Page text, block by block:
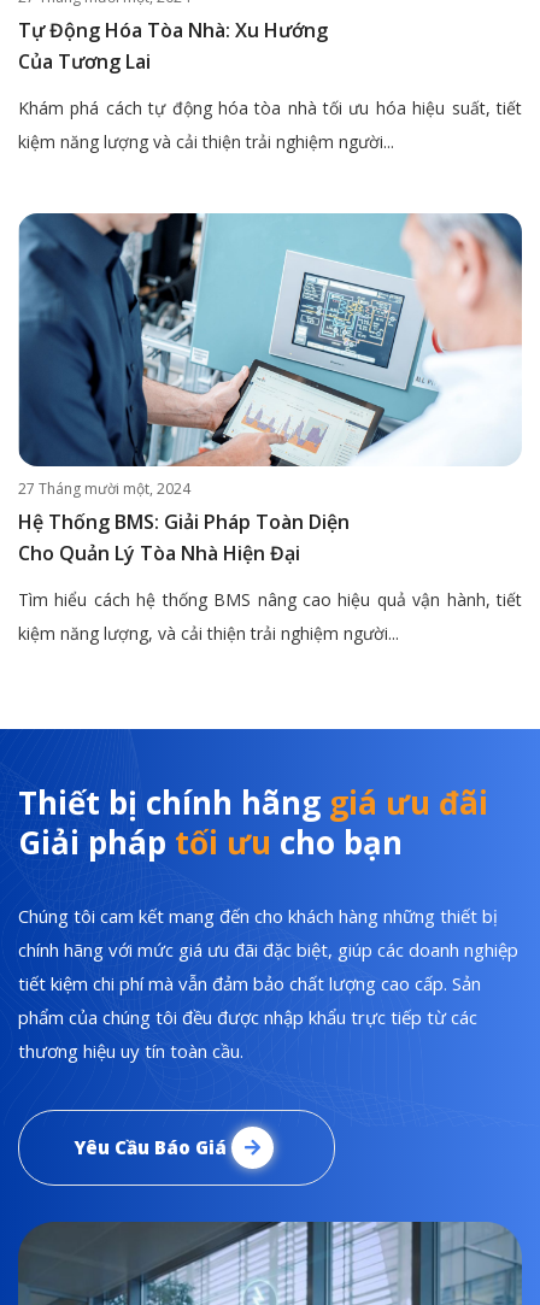
Tự Động Hóa Tòa Nhà: Xu Hướng
Của Tương Lai
Khám phá cách tự động hóa tòa nhà tối ưu hóa hiệu suất, tiết
kiệm năng lượng và cải thiện trải nghiệm người...
27 Tháng mười một, 2024
Hệ Thống BMS: Giải Pháp Toàn Diện
Cho Quản Lý Tòa Nhà Hiện Đại
Tìm hiểu cách hệ thống BMS nâng cao hiệu quả vận hành, tiết
kiệm năng lượng, và cải thiện trải nghiệm người...
Thiết bị chính hãng giá ưu đãi
Giải pháp tối ưu cho bạn
Chúng tôi cam kết mang đến cho khách hàng những thiết bị
chính hãng với mức giá ưu đãi đặc biệt, giúp các doanh nghiệp
tiết kiệm chi phí mà vẫn đảm bảo chất lượng cao cấp. Sản
phẩm của chúng tôi đều được nhập khẩu trực tiếp từ các
thương hiệu uy tín toàn cầu.
Yêu Cầu Báo Giá